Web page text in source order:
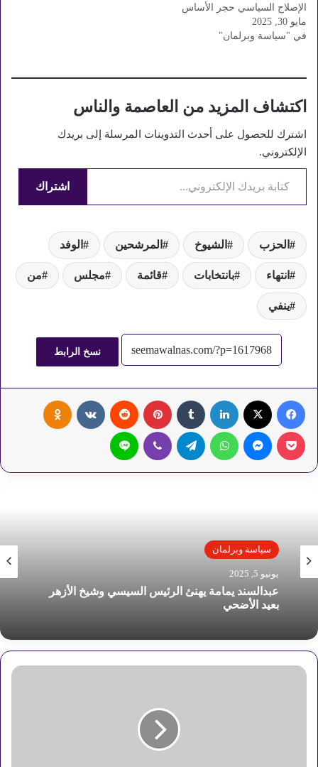
الإصلاح السياسي حجر الأساس
لأي إصلاح اقتصادي أو
اجتماعي، مشدداً على أن
أساسية تربط المواطن بالدولة،
بالقيام بدوره…
مايو 30, 2025
في "سياسة وبرلمان"
اكتشاف المزيد من العاصمة والناس
اشترك للحصول على أحدث التدوينات المرسلة إلى بريدك
الإلكتروني.
كتابة بريدك الإلكتروني...
اشتراك
الحزب الشيوخ المرشحين الوفد
انتهاء بانتخابات قائمة مجلس من
ينفي
نسخ الرابط
سياسة وبرلمان
يونيو 5, 2025
عبدالسند يمامة يهنئ الرئيس السيسي وشيخ الأزهر
بعيد الأضحي
ا